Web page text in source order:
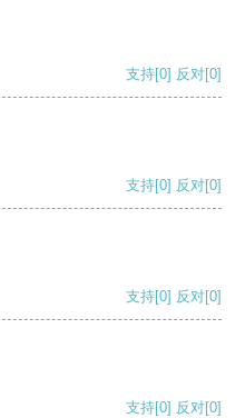
支持[0] 反对[0]
支持[0] 反对[0]
支持[0] 反对[0]
支持[0] 反对[0]